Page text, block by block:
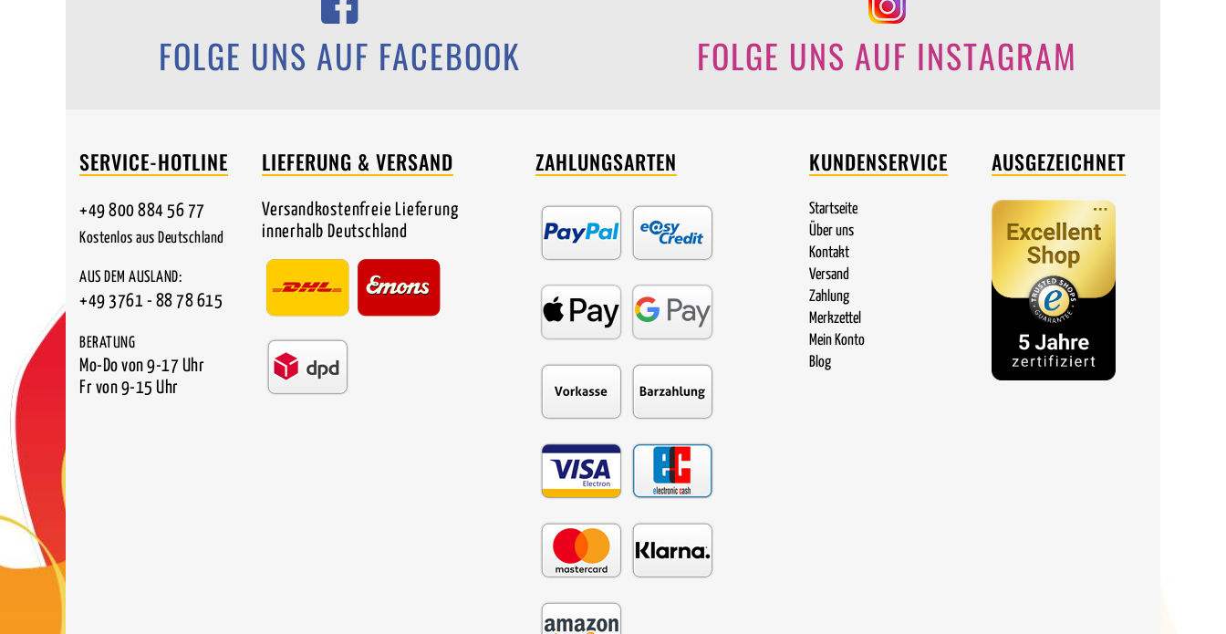
FOLGE UNS AUF FACEBOOK FOLGE UNS AUF INSTAGRAM
SERVICE-HOTLINE
+49 800 884 56 77
Kostenlos aus Deutschland
AUS DEM AUSLAND:
+49 3761 - 88 78 615
BERATUNG
Mo-Do von 9-17 Uhr
Fr von 9-15 Uhr
LIEFERUNG & VERSAND
Versandkostenfreie Lieferung
innerhalb Deutschland
ZAHLUNGSARTEN KUNDENSERVICE
Startseite
Über uns
Kontakt
Versand
Zahlung
Merkzettel
Mein Konto
Blog
AUSGEZEICHNET